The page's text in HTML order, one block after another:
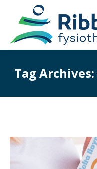
Tag Archives: